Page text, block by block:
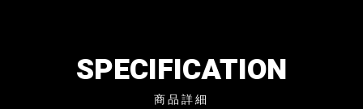
SPECIFICATION
商品詳細